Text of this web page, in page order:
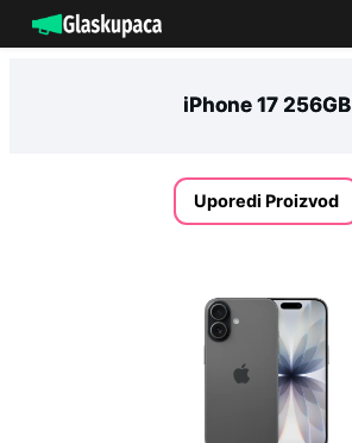
na
iPhone 17 256GB
Uporedi Proizvod